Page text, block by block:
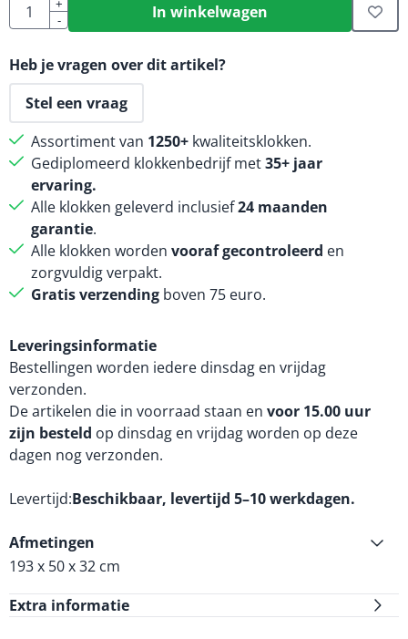
Aantal
+
-
In winkelwagen
Heb je vragen over dit artikel?
Stel een vraag
Assortiment van 1250+ kwaliteitsklokken.
Gediplomeerd klokkenbedrijf met35+ jaar
ervaring.
Alle klokken geleverd inclusief24 maanden
garantie.
Alle klokken worden vooraf gecontroleerd en
zorgvuldig verpakt.
Gratis verzending boven 75 euro.
Leveringsinformatie
Bestellingen worden iedere dinsdag en vrijdag
verzonden.
De artikelen die in voorraad staan en voor 15.00 uur
zijn besteld op dinsdag en vrijdag worden op deze
dagen nog verzonden.
Levertijd Beschikbaar, levertijd 5–10 werkdagen.
Afmetingen
193 x 50 x 32 cm
Extra informatie